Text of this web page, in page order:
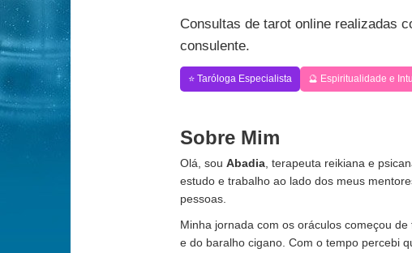
Consultas de tarot online realizadas
consulente.
⭐ Taróloga Especialista 🔮 Espiritualidade e
Sobre Mim
Olá, sou Abadia , terapeuta reikiana e
estudo e trabalho ao lado dos meus
pessoas.
Minha jornada com os oráculos começou
e do baralho cigano. Com o tempo percebi